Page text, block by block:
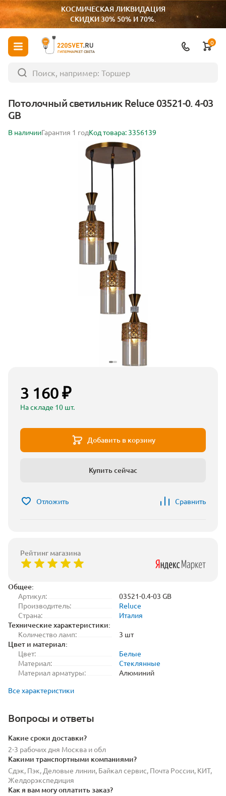
КОСМИЧЕСКАЯ ЛИКВИДАЦИЯ
СКИДКИ 30% 50% И 70%.
ГИПЕРМАРКЕТ СВЕТА
0
Потолочный светильник Reluce 03521-0. 4-03
GB
В наличииГарантия 1 годКод товара: 3356139
Общее:
Артикул:
03521-0.4-03 GB
Производитель:
Reluce
Страна:
Италия
Технические характеристики:
Количество ламп: 3 шт
Цвет и материал:
Цвет:
Белые
Материал:
Стеклянные
Материал арматуры:
Алюминий
Все характеристики
Вопросы и ответы
Какие сроки доставки?
2-3 рабочих дня Москва и обл
Какими транспортными компаниями?
Сдэк, Пэк, Деловые линии, Байкал сервис, Почта России, КИТ,
Желдорэкспедиция
Как я вам могу оплатить заказ?
3 160 ₽
На складе 10 шт.
Добавить в корзину
Купить сейчас
Отложить Сравнить
Рейтинг магазина